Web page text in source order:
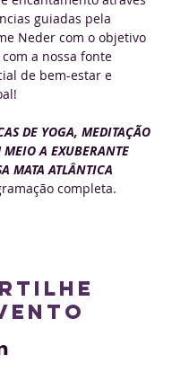
guiadas pela
Neder com o objetivo
a nossa fonte
de bem-estar e
DE YOGA, MEDITAÇÃO
MEIO A EXUBERANTE
MATA ATLÂNTICA
completa.